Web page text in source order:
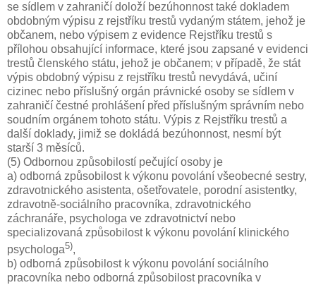
se sídlem v zahraničí doloží bezúhonnost také dokladem
obdobným výpisu z rejstříku trestů vydaným státem, jehož je
občanem, nebo výpisem z evidence Rejstříku trestů s
přílohou obsahující informace, které jsou zapsané v evidenci
trestů členského státu, jehož je občanem; v případě, že stát
výpis obdobný výpisu z rejstříku trestů nevydává, učiní
cizinec nebo příslušný orgán právnické osoby se sídlem v
zahraničí čestné prohlášení před příslušným správním nebo
soudním orgánem tohoto státu. Výpis z Rejstříku trestů a
další doklady, jimiž se dokládá bezúhonnost, nesmí být
starší 3 měsíců.
(5) Odbornou způsobilostí pečující osoby je
a) odborná způsobilost k výkonu povolání všeobecné sestry,
zdravotnického asistenta, ošetřovatele, porodní asistentky,
zdravotně-sociálního pracovníka, zdravotnického
záchranáře, psychologa ve zdravotnictví nebo
specializovaná způsobilost k výkonu povolání klinického
psychologa5),
b) odborná způsobilost k výkonu povolání sociálního
pracovníka nebo odborná způsobilost pracovníka v